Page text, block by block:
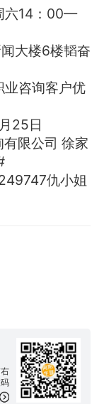
六14：00—
大楼6楼韬奋
咨询客户优
25日
限公司 徐家
仇小姐